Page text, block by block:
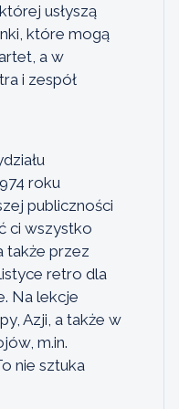
usłyszą
które mogą
a w
i zespół
roku
publiczności
ci wszystko
także przez
retro dla
Na lekcje
Azji, a także w
m.in.
nie sztuka